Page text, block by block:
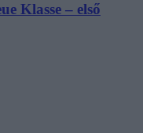
Klasse – első